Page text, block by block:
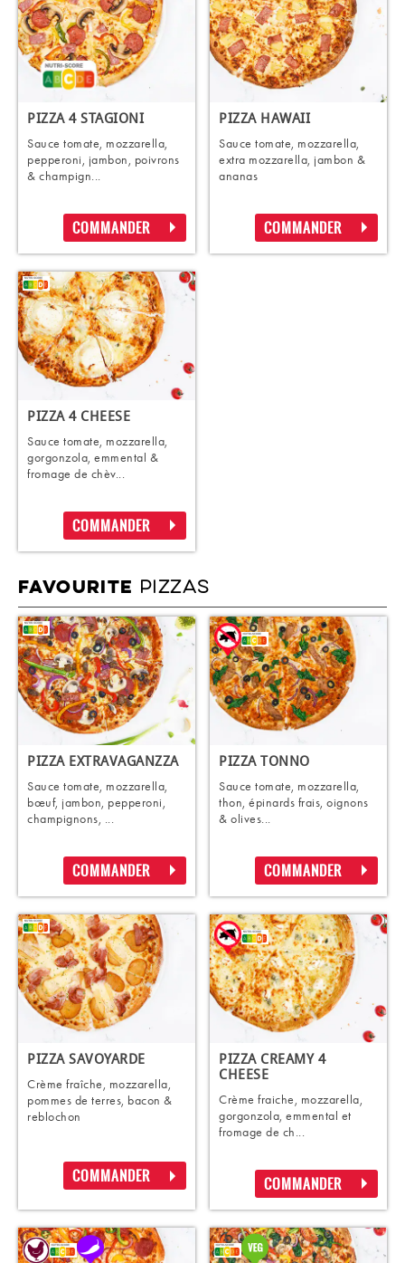
PIZZA 4 STAGIONI
Sauce tomate, mozzarella,
pepperoni, jambon, poivrons
& champign...
COMMANDER
PIZZA HAWAII
Sauce tomate, mozzarella,
extra mozzarella, jambon &
ananas
COMMANDER
PIZZA 4 CHEESE
Sauce tomate, mozzarella,
gorgonzola, emmental &
fromage de chèv...
COMMANDER
FAVOURITE PIZZAS
PIZZA EXTRAVAGANZZA
Sauce tomate, mozzarella,
bœuf, jambon, pepperoni,
champignons, ...
COMMANDER
PIZZA TONNO
Sauce tomate, mozzarella,
thon, épinards frais, oignons
& olives...
COMMANDER
PIZZA SAVOYARDE
Crème fraîche, mozzarella,
pommes de terres, bacon &
reblochon
COMMANDER
PIZZA CREAMY 4
CHEESE
Crème fraiche, mozzarella,
gorgonzola, emmental et
fromage de ch...
COMMANDER